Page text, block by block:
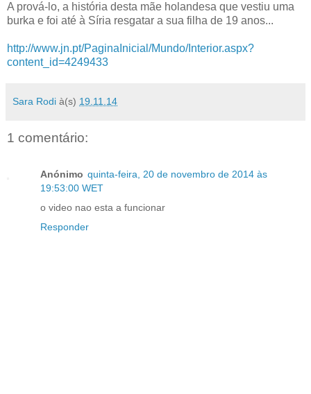
A prová-lo, a história desta mãe holandesa que vestiu uma
burka e foi até à Síria resgatar a sua filha de 19 anos...
http://www.jn.pt/PaginaInicial/Mundo/Interior.aspx?
content_id=4249433
Sara Rodi à(s) 19.11.14
1 comentário:
Anónimo quinta-feira, 20 de novembro de 2014 às
19:53:00 WET
o video nao esta a funcionar
Responder